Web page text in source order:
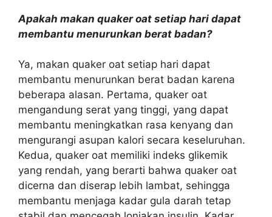
Apakah makan quaker oat setiap hari dapat
membantu menurunkan berat badan?
Ya, makan quaker oat setiap hari dapat
membantu menurunkan berat badan karena
beberapa alasan. Pertama, quaker oat
mengandung serat yang tinggi, yang dapat
membantu meningkatkan rasa kenyang dan
mengurangi asupan kalori secara keseluruhan.
Kedua, quaker oat memiliki indeks glikemik
yang rendah, yang berarti bahwa quaker oat
dicerna dan diserap lebih lambat, sehingga
membantu menjaga kadar gula darah tetap